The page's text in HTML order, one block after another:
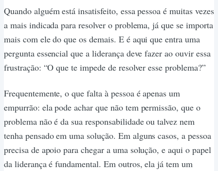
Quando alguém está insatisfeito, essa pessoa é muitas vezes
a mais indicada para resolver o problema, já que se importa
mais com ele do que os demais. E é aqui que entra uma
pergunta essencial que a liderança deve fazer ao ouvir essa
frustração: “O que te impede de resolver esse problema?”
Frequentemente, o que falta à pessoa é apenas um
empurrão: ela pode achar que não tem permissão, que o
problema não é da sua responsabilidade ou talvez nem
tenha pensado em uma solução. Em alguns casos, a pessoa
precisa de apoio para chegar a uma solução, e aqui o papel
da liderança é fundamental. Em outros, ela já tem um